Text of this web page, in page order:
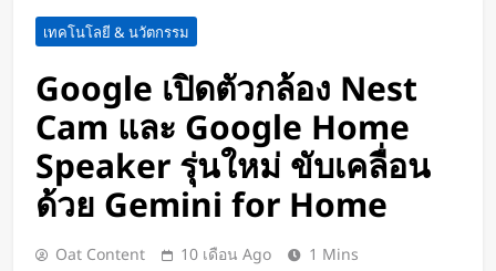
สร้างคอนเทนต์
16 ชั่วโมง Ago
ทีมนักศึกษาจากเนเธอร์แลนด์เปิดตัว
Stella Juva รถพยาบาลพลังงานแสง
อาทิตย์คันแรกของโลก วิ่งไกลกว่า
700 กม.
1 วัน Ago
เปิดตัว CMF Clip Pro หูฟังคลิปหนีบหู
รุ่นแรก! มาพร้อม Smart Dial บนเคส
ชาร์จ และแบตฯ ใช้งานสูงสุด 32.5
ชั่วโมง
1 วัน Ago
Spotify เพิ่มโหมดวิ่งใหม่ ปรับเพลง
ตามความเร็วและรูปแบบการฝึก
เทคโนโลยี & นวัตกรรม
Google เปิดตัวกล้อง Nest
Cam และ Google Home
Speaker รุ่นใหม่ ขับเคลื่อน
ด้วย Gemini for Home
Oat Content 10 เดือน Ago 1 Mins